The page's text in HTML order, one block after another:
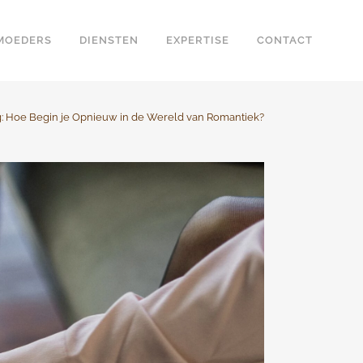
DIENSTEN EXPERTISE CONTACT
Hoe Begin je Opnieuw in de Wereld van Romantiek?